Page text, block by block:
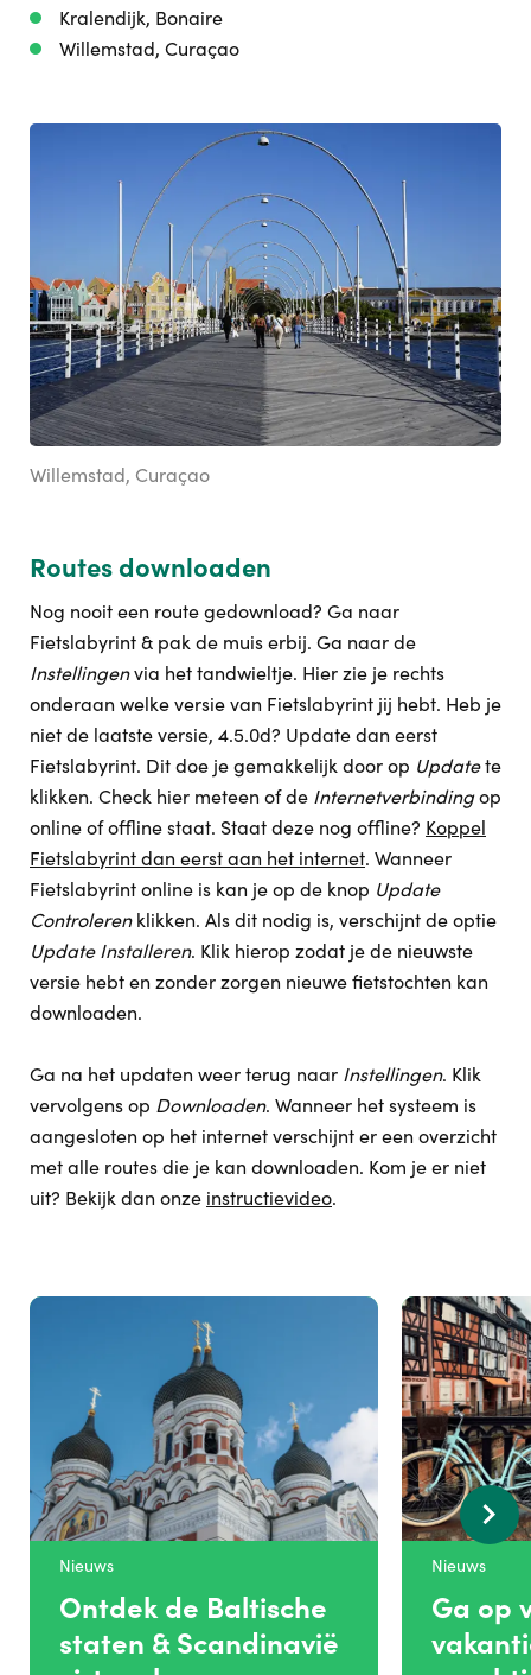
Kralendijk, Bonaire
Willemstad, Curaçao
Willemstad, Curaçao
Routes downloaden
Nog nooit een route gedownload? Ga naar
Fietslabyrint & pak de muis erbij. Ga naar de
Instellingenvia het tandwieltje. Hier zie je rechts
onderaan welke versie van Fietslabyrint jij hebt. Heb je
niet de laatste versie, 4.5.0d? Update dan eerst
Fietslabyrint. Dit doe je gemakkelijk door op Updatete
klikken. Check hier meteen of de Internetverbindingop
online of offline staat. Staat deze nog offline? Koppel
Fietslabyrint dan eerst aan het internet. Wanneer
Fietslabyrint online is kan je op de knop Update
Controlerenklikken. Als dit nodig is, verschijnt de optie
Update Installeren. Klik hierop zodat je de nieuwste
versie hebt en zonder zorgen nieuwe fietstochten kan
downloaden.
Ga na het updaten weer terug naar Instellingen. Klik
vervolgens op Downloaden. Wanneer het systeem is
aangesloten op het internet verschijnt er een overzicht
met alle routes die je kan downloaden. Kom je er niet
uit? Bekijk dan onze instructievideo.
Nieuws
Ontdek de Baltische
staten & Scandinavië
Nieuws
Ga op